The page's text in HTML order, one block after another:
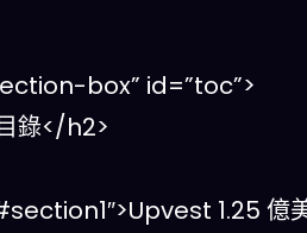
box” id=”toc”>
錄</h2>
1.25 億